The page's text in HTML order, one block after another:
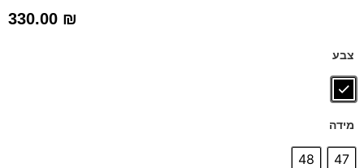
330.00 ₪
צבע
מידה
47
48